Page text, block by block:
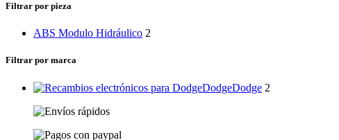
Filtrar por pieza
ABS Modulo Hidráulico 2
Filtrar por marca
DodgeDodge 2